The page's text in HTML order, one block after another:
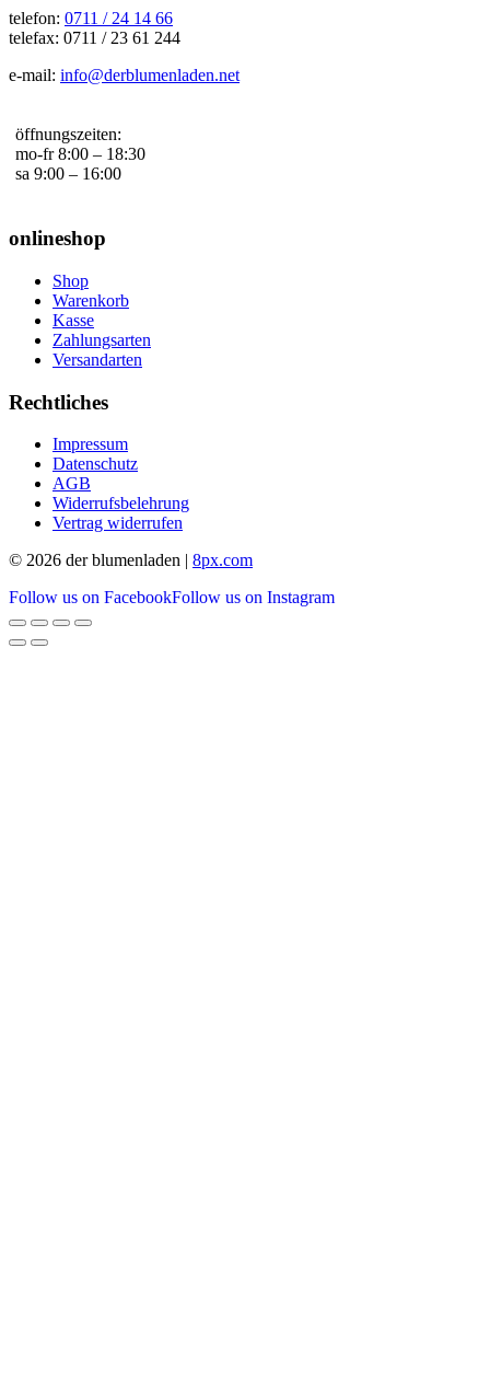
telefon: 0711 / 24 14 66
telefax: 0711 / 23 61 244
e-mail: info@derblumenladen.net
öffnungszeiten:
mo-fr 8:00 – 18:30
sa 9:00 – 16:00
onlineshop
Shop
Warenkorb
Kasse
Zahlungsarten
Versandarten
Rechtliches
Impressum
Datenschutz
AGB
Widerrufsbelehrung
Vertrag widerrufen
© 2026 der blumenladen | 8px.com
Follow us on FacebookFollow us on Instagram